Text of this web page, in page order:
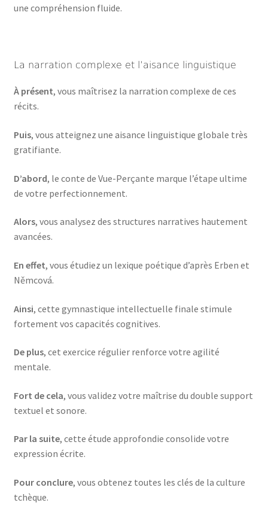
une compréhension fluide.
La narration complexe et l’aisance linguistique
À présent, vous maîtrisez la narration complexe de ces
récits.
Puis, vous atteignez une aisance linguistique globale très
gratifiante.
D’abord, le conte de Vue-Perçante marque l’étape ultime
de votre perfectionnement.
Alors, vous analysez des structures narratives hautement
avancées.
En effet, vous étudiez un lexique poétique d’après Erben et
Němcová.
Ainsi, cette gymnastique intellectuelle finale stimule
fortement vos capacités cognitives.
De plus, cet exercice régulier renforce votre agilité
mentale.
Fort de cela, vous validez votre maîtrise du double support
textuel et sonore.
Par la suite, cette étude approfondie consolide votre
expression écrite.
Pour conclure, vous obtenez toutes les clés de la culture
tchèque.